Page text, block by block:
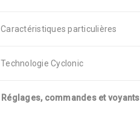
Caractéristiques particulières
Technologie Cyclonic
Réglages, commandes et voyants